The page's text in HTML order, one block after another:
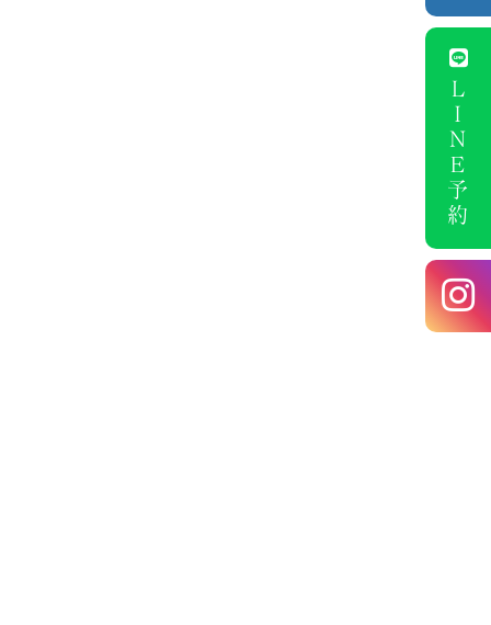
ＬＩＮＥ予約